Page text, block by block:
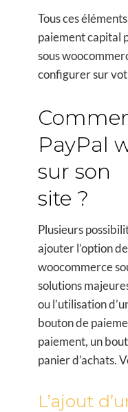
Tous ces
paiement capital
sous
configurer sur
PayPal
sur son
site ?
Plusieurs
ajouter l’option
woocommerce
solutions
ou l’utilisation
bouton de
paiement, un
panier d’achats.
L’ajout